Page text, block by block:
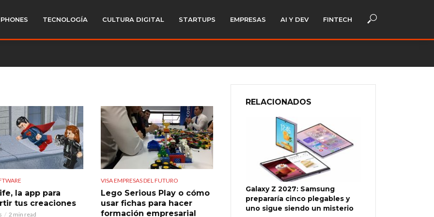
TECNOLOGÍA CULTURA DIGITAL STARTUPS EMPRESAS AI Y DEV FINTECH
la app para
tus creaciones
2 min read
VISA EMPRESAS DEL FUTURO
Lego Serious Play o cómo
usar fichas para hacer
formación empresarial
RELACIONADOS
Galaxy Z 2027: Samsung
prepararía cinco plegables y
uno sigue siendo un misterio